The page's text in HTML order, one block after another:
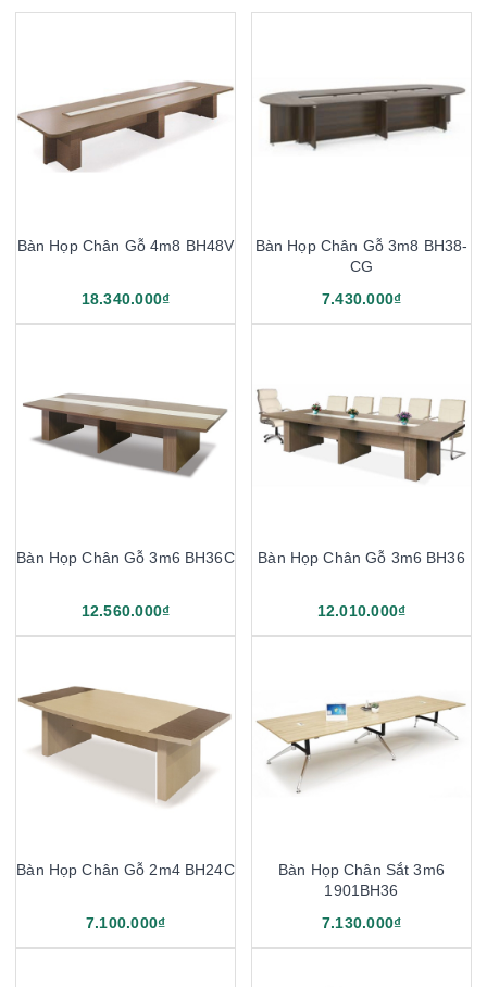
Bàn Họp Chân Gỗ 4m8 BH48V
18.340.000₫
Bàn Họp Chân Gỗ 3m8 BH38-
CG
7.430.000₫
Bàn Họp Chân Gỗ 3m6 BH36C
12.560.000₫
Bàn Họp Chân Gỗ 3m6 BH36
12.010.000₫
Bàn Họp Chân Gỗ 2m4 BH24C
7.100.000₫
Bàn Họp Chân Sắt 3m6
1901BH36
7.130.000₫